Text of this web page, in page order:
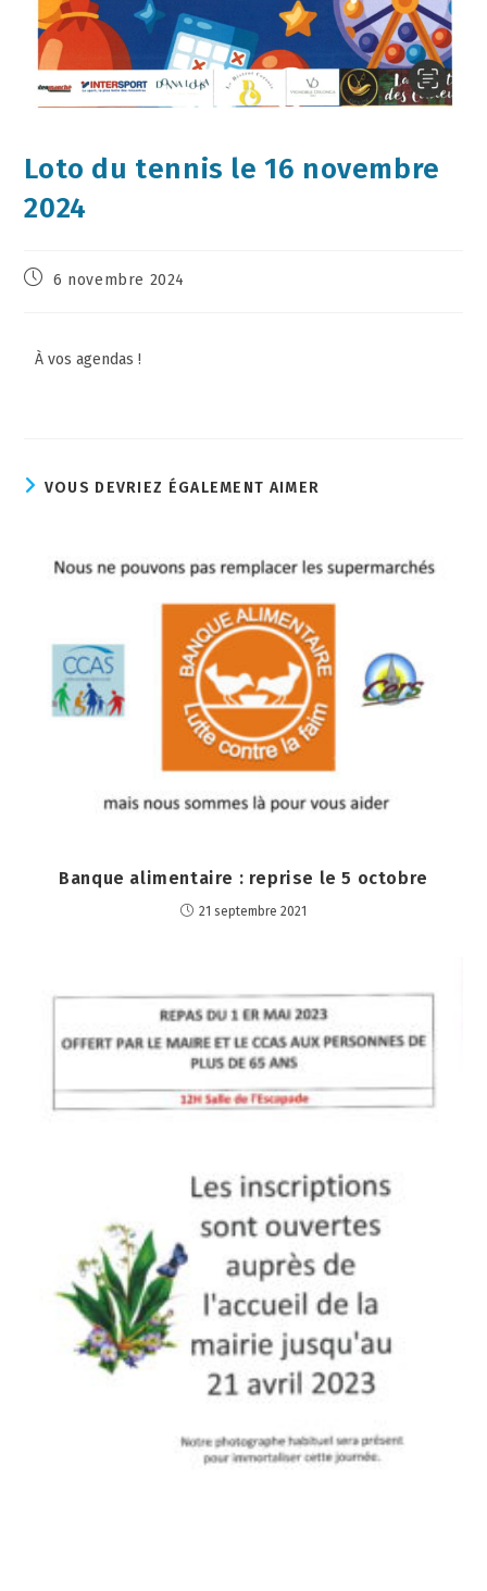
Loto du tennis le 16 novembre
2024
6 novembre 2024
À vos agendas !
VOUS DEVRIEZ ÉGALEMENT AIMER
Banque alimentaire : reprise le 5 octobre
21 septembre 2021